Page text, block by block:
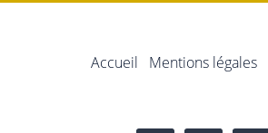
Accueil Mentions légales